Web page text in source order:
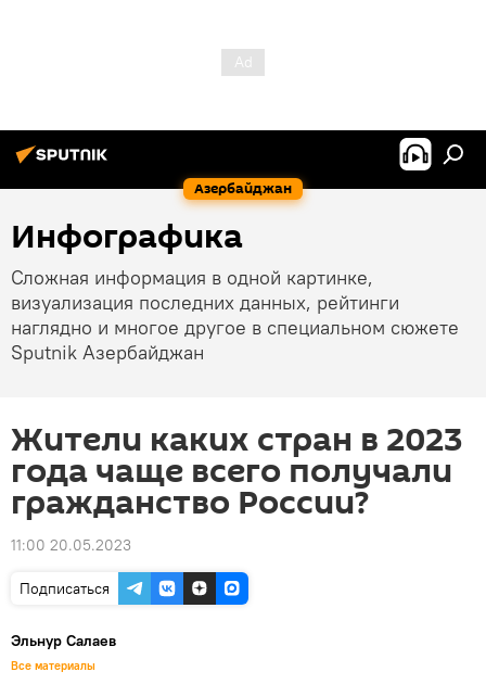
Азербайджан
Инфографика
Сложная информация в одной картинке,
визуализация последних данных, рейтинги
наглядно и многое другое в специальном сюжете
Sputnik Азербайджан
Жители каких стран в 2023
года чаще всего получали
гражданство России?
11:00 20.05.2023
Подписаться
Эльнур Салаев
Все материалы